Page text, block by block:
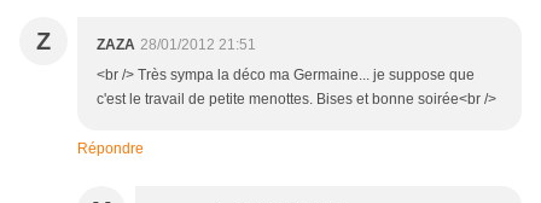
Z ZAZA 28/01/2012 21:51
<br /> Très sympa la déco ma Germaine... je suppose que
c'est le travail de petite menottes. Bises et bonne soirée<br />
Répondre